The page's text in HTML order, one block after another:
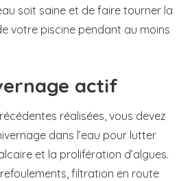
soit saine et de faire tourner la
votre piscine pendant au moins
actif
réalisées, vous devez
dans l’eau pour lutter
et la prolifération d’algues.
filtration en route